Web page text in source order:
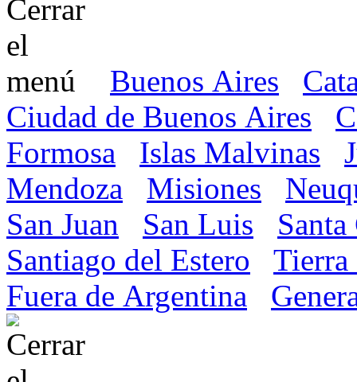
Buenos Aires
Ciudad de Buenos Aires
Formosa
Islas Malvinas
Mendoza
Misiones
San Juan
San Luis
Santiago del Estero
Tierra
Fuera de Argentina